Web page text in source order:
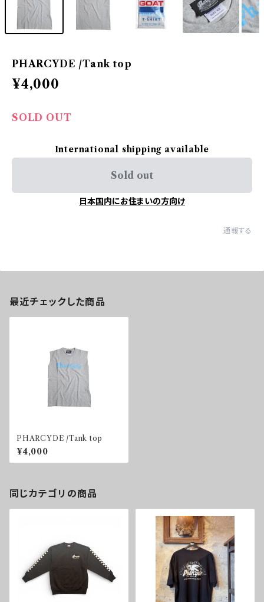
PHARCYDE /Tank top
¥4,000
SOLD OUT
International shipping available
Sold out
日本国内にお住まいの方向け
通報する
最近チェックした商品
PHARCYDE /Tank top
¥4,000
同じカテゴリの商品